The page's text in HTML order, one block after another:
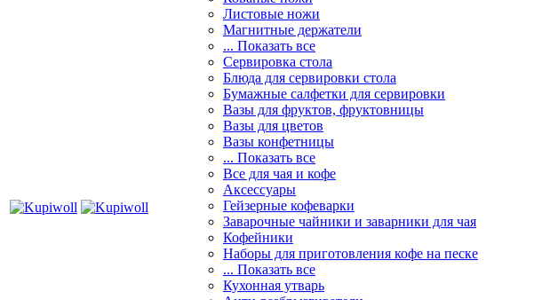
Листовые ножи
Магнитные держатели
... Показать все
Сервировка стола
Блюда для сервировки стола
Бумажные салфетки для сервировки
Вазы для фруктов, фруктовницы
Вазы для цветов
Вазы конфетницы
... Показать все
Все для чая и кофе
Аксессуары
Гейзерные кофеварки
Заварочные чайники и заварники для чая
Кофейники
Наборы для приготовления кофе на песке
... Показать все
Кухонная утварь